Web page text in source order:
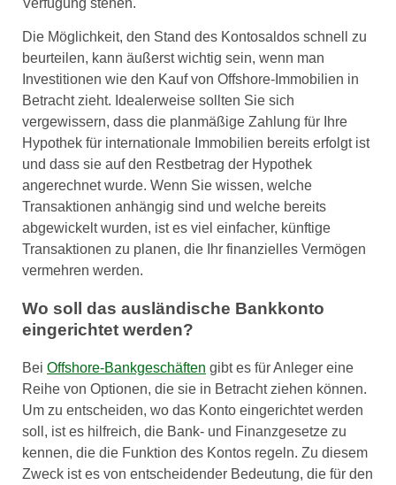
Verfügung stehen.
Die Möglichkeit, den Stand des Kontosaldos schnell zu
beurteilen, kann äußerst wichtig sein, wenn man
Investitionen wie den Kauf von Offshore-Immobilien in
Betracht zieht. Idealerweise sollten Sie sich
vergewissern, dass die planmäßige Zahlung für Ihre
Hypothek für internationale Immobilien bereits erfolgt ist
und dass sie auf den Restbetrag der Hypothek
angerechnet wurde. Wenn Sie wissen, welche
Transaktionen anhängig sind und welche bereits
abgewickelt wurden, ist es viel einfacher, künftige
Transaktionen zu planen, die Ihr finanzielles Vermögen
vermehren werden.
Wo soll das ausländische Bankkonto
eingerichtet werden?
Bei Offshore-Bankgeschäften gibt es für Anleger eine
Reihe von Optionen, die sie in Betracht ziehen können.
Um zu entscheiden, wo das Konto eingerichtet werden
soll, ist es hilfreich, die Bank- und Finanzgesetze zu
kennen, die die Funktion des Kontos regeln. Zu diesem
Zweck ist es von entscheidender Bedeutung, die für den